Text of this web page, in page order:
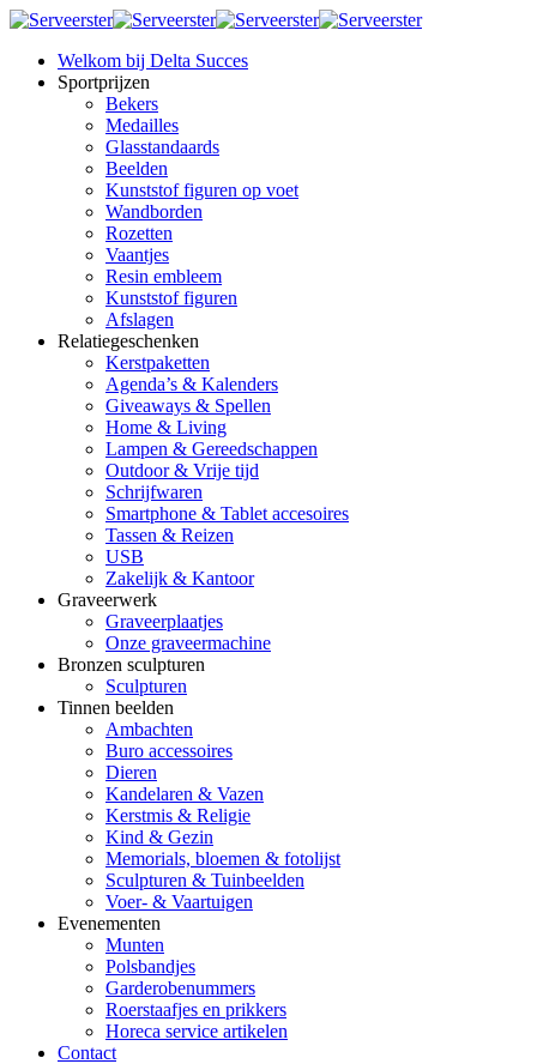
Welkom bij Delta Succes
Sportprijzen
Bekers
Medailles
Glasstandaards
Beelden
Kunststof figuren op voet
Wandborden
Rozetten
Vaantjes
Resin embleem
Kunststof figuren
Afslagen
Relatiegeschenken
Kerstpaketten
Agenda’s & Kalenders
Giveaways & Spellen
Home & Living
Lampen & Gereedschappen
Outdoor & Vrije tijd
Schrijfwaren
Smartphone & Tablet accesoires
Tassen & Reizen
USB
Zakelijk & Kantoor
Graveerwerk
Graveerplaatjes
Onze graveermachine
Bronzen sculpturen
Sculpturen
Tinnen beelden
Ambachten
Buro accessoires
Dieren
Kandelaren & Vazen
Kerstmis & Religie
Kind & Gezin
Memorials, bloemen & fotolijst
Sculpturen & Tuinbeelden
Voer- & Vaartuigen
Evenementen
Munten
Polsbandjes
Garderobenummers
Roerstaafjes en prikkers
Horeca service artikelen
Contact